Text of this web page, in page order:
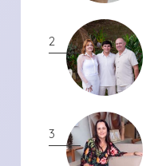
2
3